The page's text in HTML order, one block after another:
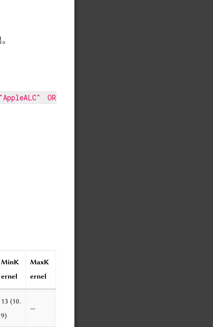
OR
MinK
ernel
MaxK
ernel
13 (10.
9)
—